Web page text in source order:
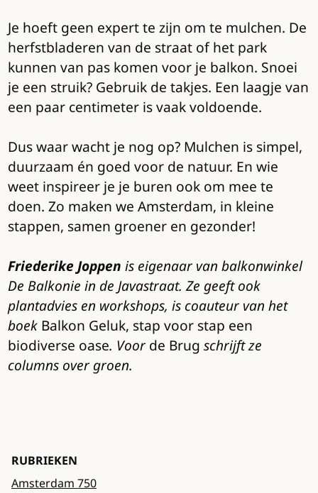
Je hoeft geen expert te zijn om te mulchen. De
herfstbladeren van de straat of het park
kunnen van pas komen voor je balkon. Snoei
je een struik? Gebruik de takjes. Een laagje van
een paar centimeter is vaak voldoende.
Dus waar wacht je nog op? Mulchen is simpel,
duurzaam én goed voor de natuur. En wie
weet inspireer je je buren ook om mee te
doen. Zo maken we Amsterdam, in kleine
stappen, samen groener en gezonder!
Friederike Joppen is eigenaar van balkonwinkel
De Balkonie in de Javastraat. Ze geeft ook
plantadvies en workshops, is coauteur van het
boek Balkon Geluk, stap voor stap een
biodiverse oase. Voor de Brug schrijft ze
columns over groen.
RUBRIEKEN
Amsterdam 750